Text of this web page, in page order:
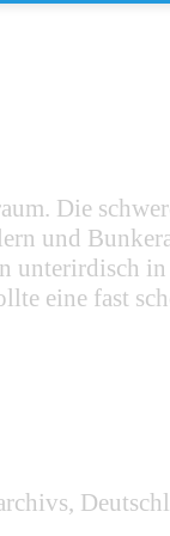
Die
und
in
eine fast